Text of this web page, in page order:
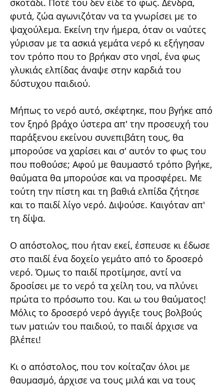
σκοτάδι. Ποτέ του δεν είδε το φως. Δένδρα,
φυτά, ζώα αγωνιζόταν να τα γνωρίσει με το
ψαχούλεμα. Εκείνη την ήμερα, όταν οι ναύτες
γύρισαν με τα ασκιά γεμάτα νερό κι εξήγησαν
τον τρόπο που το βρήκαν στο νησί, ένα φως
γλυκιάς ελπίδας άναψε στην καρδιά του
δύστυχου παιδιού.
Μήπως το νερό αυτό, σκέφτηκε, που βγήκε από
τον ξηρό βράχο ύστερα απ' την προσευχή του
παράξενου εκείνου συνεπιβάτη τους, θα
μπορούσε να χαρίσει και σ' αυτόν το φως του
που ποθούσε; Αφού με θαυμαστό τρόπο βγήκε,
θαύματα θα μπορούσε και να προσφέρει. Με
τούτη την πίστη και τη βαθιά ελπίδα ζήτησε
και το παιδί λίγο νερό. Διψούσε. Καιγόταν απ'
τη δίψα.
Ο απόστολος, που ήταν εκεί, έσπευσε κι έδωσε
στο παιδί ένα δοχείο γεμάτο από το δροσερό
νερό. Όμως το παιδί προτίμησε, αντί να
δροσίσει με το νερό τα χείλη του, να πλύνει
πρώτα το πρόσωπο του. Και ω του θαύματος!
Μόλις το δροσερό νερό άγγιξε τους βολβούς
των ματιών του παιδιού, το παιδί άρχισε να
βλέπει!
Κι ο απόστολος, που τον κοίταζαν όλοι με
θαυμασμό, άρχισε να τους μιλά και να τους